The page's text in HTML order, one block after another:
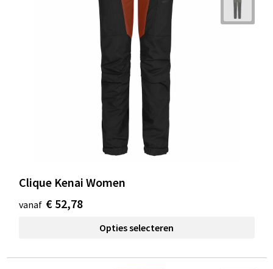
Clique Kenai Women
vanaf € 52,78
Opties selecteren